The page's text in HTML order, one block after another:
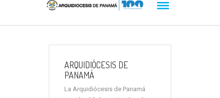
ARQUIDIÓCESIS DE
PANAMÁ
La Arquidiócesis de Panamá